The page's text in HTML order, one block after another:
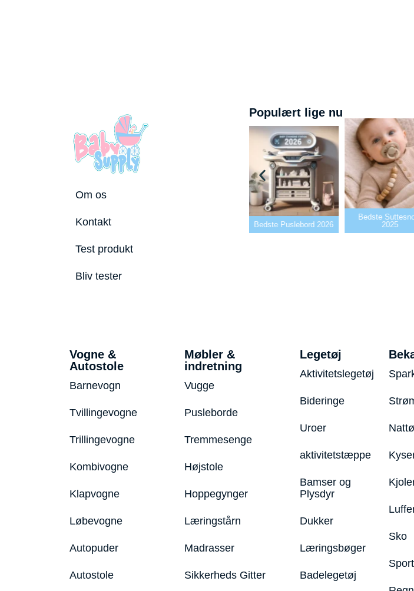
Om os
Kontakt
Test produkt
Bliv tester
Populært lige nu
Bedste puslepude 2026 Bedste Puslebord 2026
Bedste
2025
Vogne &
Autostole
Barnevogn
Tvillingevogne
Trillingevogne
Kombivogne
Klapvogne
Løbevogne
Autopuder
Autostole
Møbler &
indretning
Vugge
Pusleborde
Tremmesenge
Højstole
Hoppegynger
Læringstårn
Madrasser
Sikkerheds Gitter
Legetøj
Aktivitetslegetøj
Bideringe
Uroer
aktivitetstæppe
Bamser og
Plysdyr
Dukker
Læringsbøger
Badelegetøj
Sko